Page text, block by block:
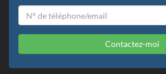
Contactez-moi